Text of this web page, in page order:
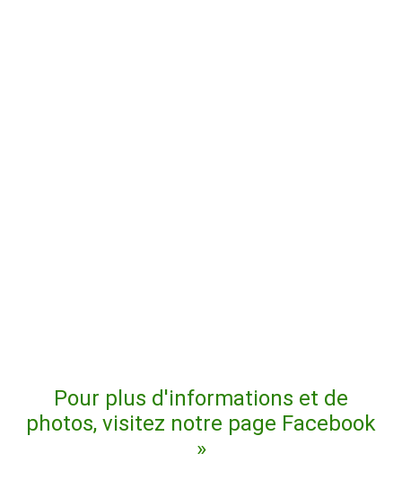
Pour plus d'informations et de
photos, visitez notre page Facebook
»